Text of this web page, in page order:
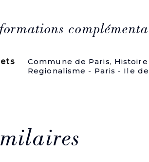
Commune de Paris,
Regionalisme - Paris - Ile